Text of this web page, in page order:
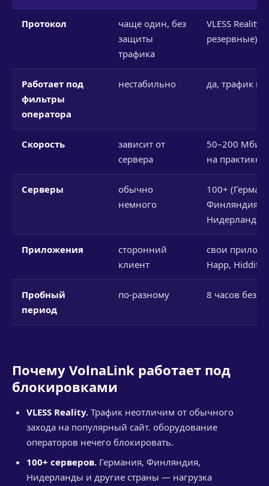
Протокол
чаще один, без
защиты
трафика
VLESS Reality
резервные)
Работает под
фильтры
оператора
нестабильно да, трафик
Скорость
зависит от
сервера
50–200
на практике)
Серверы
обычно
немного
100+
Финляндия,
Нидерланды
Приложения
сторонний
клиент
свои
Happ, Hiddify
Пробный
период
по-разному 8 часов без
Почему VolnaLink работает под
блокировками
VLESS Reality. Трафик неотличим от обычного
захода на популярный сайт. оборудование
операторов нечего блокировать.
100+ серверов. Германия, Финляндия,
Нидерланды и другие страны — нагрузка